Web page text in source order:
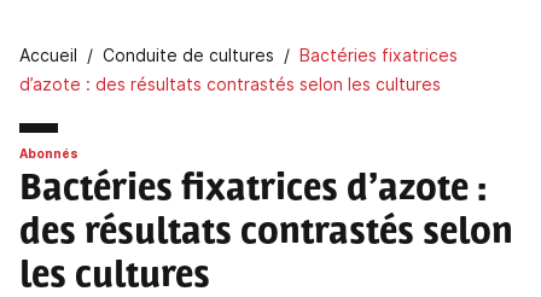
Fil d'Ariane
Accueil Conduite de cultures
Bactéries fixatrices
d’azote : des résultats contrastés selon les cultures
Abonnés
Bactéries fixatrices d’azote :
des résultats contrastés selon
les cultures